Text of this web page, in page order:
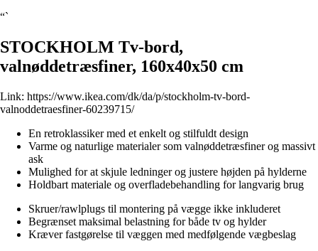
“`
STOCKHOLM Tv-bord,
valnøddetræsfiner, 160x40x50 cm
Link: https://www.ikea.com/dk/da/p/stockholm-tv-bord-
valnoddetraesfiner-60239715/
En retroklassiker med et enkelt og stilfuldt design
Varme og naturlige materialer som valnøddetræsfiner og massivt
ask
Mulighed for at skjule ledninger og justere højden på hylderne
Holdbart materiale og overfladebehandling for langvarig brug
Skruer/rawlplugs til montering på vægge ikke inkluderet
Begrænset maksimal belastning for både tv og hylder
Kræver fastgørelse til væggen med medfølgende vægbeslag